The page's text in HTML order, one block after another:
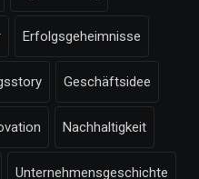
Erfolgsgeheimnisse
Geschäftsidee
Nachhaltigkeit
Unternehmensgeschichte